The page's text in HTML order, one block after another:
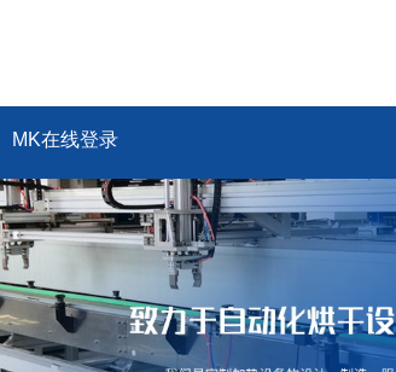
MK在线登录